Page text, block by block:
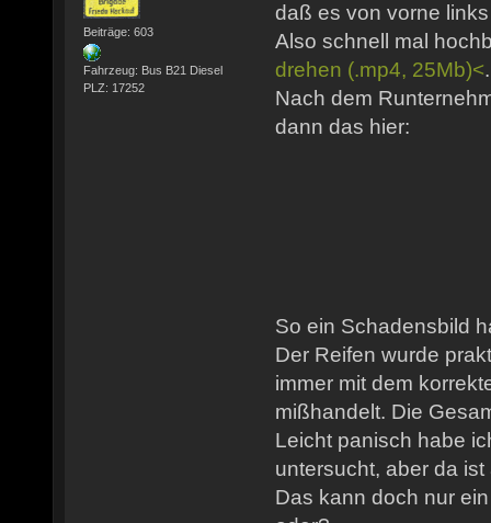
Beiträge: 603
Fahrzeug: Bus B21 Diesel
PLZ: 17252
daß es von vorne
Also schnell mal
drehen (.mp4, 25Mb)<
Nach dem
dann das hier:
So ein Schadensbild
Der Reifen wurde
immer mit dem
mißhandelt. Die
Leicht panisch habe
untersucht, aber da ist
Das kann doch nur